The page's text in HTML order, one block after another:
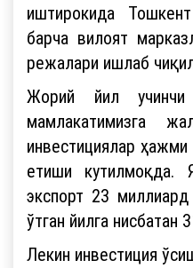
иштирокида
барча вилоят
режалари ишлаб
Жорий йил
мамлакатимизга
инвестициялар
етиши кутилмоқда.
экспорт 23
ўтган йилга нисбатан
Лекин инвестиция